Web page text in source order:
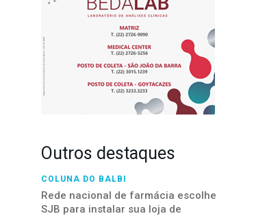
Outros destaques
COLUNA DO BALBI
Rede nacional de farmácia escolhe
SJB para instalar sua loja de